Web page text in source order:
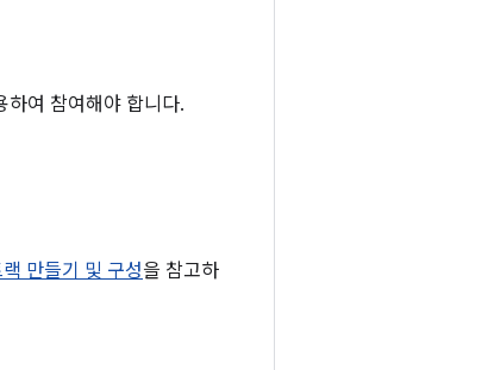
하여 참여해야 합니다.
만들기 및 구성을 참고하